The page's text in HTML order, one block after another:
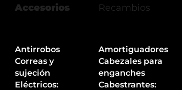
Accesorios
Antirrobos
Correas y
sujeción
Eléctricos:
Recambios
Amortiguadores
Cabezales para
enganches
Cabestrantes: